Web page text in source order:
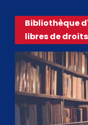
Bibliothèque
libres de